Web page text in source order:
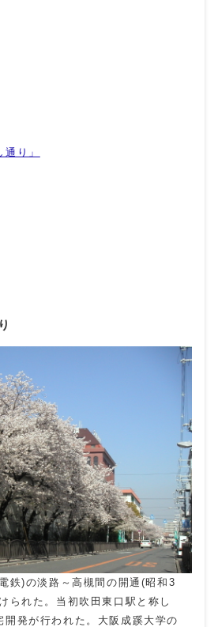
り」
鉄)の淡路～高槻間の開通(昭和3
られた。当初吹田東口駅と称し
開発が行われた。大阪成蹊大学の